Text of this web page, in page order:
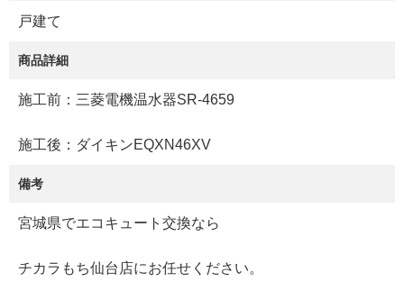
戸建て
商品詳細
施工前：三菱電機温水器SR-4659
施工後：ダイキンEQXN46XV
備考
宮城県でエコキュート交換なら
チカラもち仙台店にお任せください。